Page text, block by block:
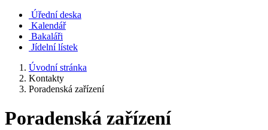
Úřední deska
Kalendář
Bakaláři
Jídelní lístek
Úvodní stránka
Kontakty
Poradenská zařízení
Poradenská zařízení